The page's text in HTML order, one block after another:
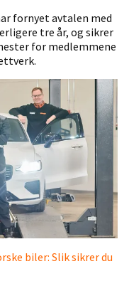
fornyet avtalen med
tre år, og sikrer
for medlemmene
biler: Slik sikrer du